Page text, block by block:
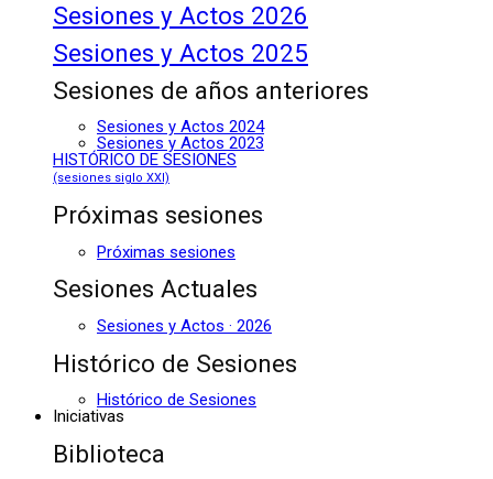
Sesiones y Actos 2026
Sesiones y Actos 2025
Sesiones de años anteriores
Sesiones y Actos 2024
Sesiones y Actos 2023
HISTÓRICO DE SESIONES
(sesiones siglo XXI)
Próximas sesiones
Próximas sesiones
Sesiones Actuales
Sesiones y Actos · 2026
Histórico de Sesiones
Histórico de Sesiones
Iniciativas
Biblioteca